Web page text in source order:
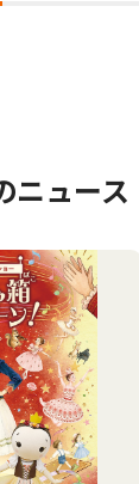
ニュース